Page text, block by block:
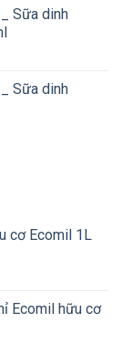
VND
Sữa dinh
Sữa dinh
VND
cơ Ecomil 1L
Ecomil hữu cơ